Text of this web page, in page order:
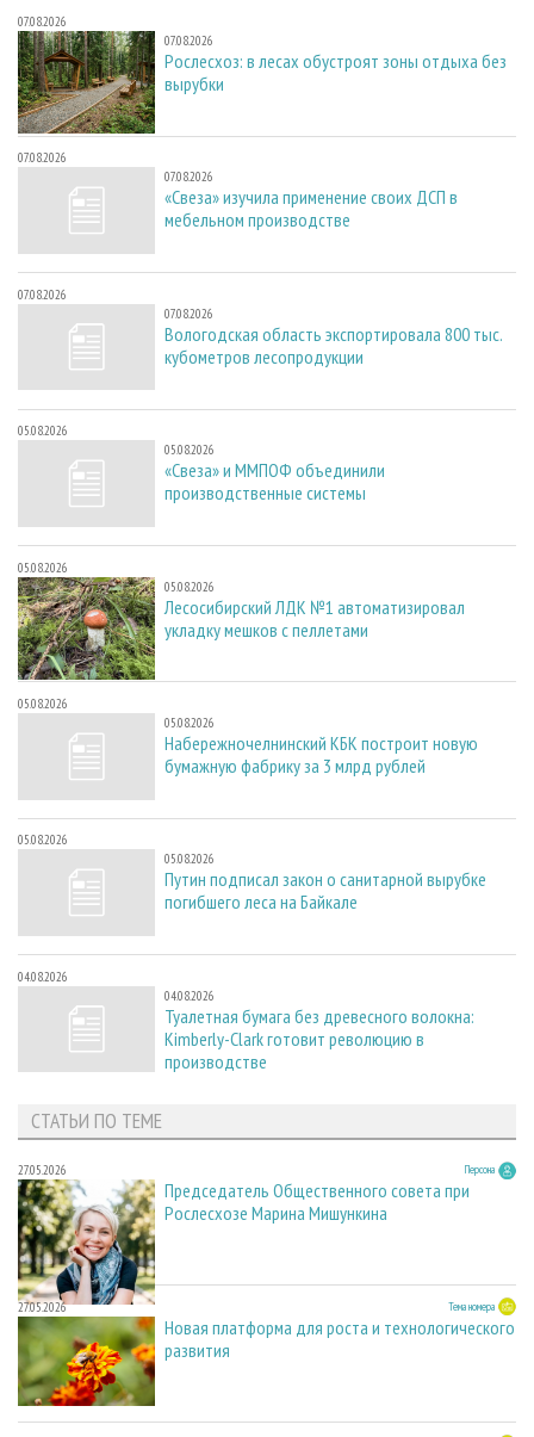
07.08.2026
07.08.2026
Рослесхоз: в лесах обустроят зоны отдыха без
вырубки
07.08.2026
07.08.2026
«Свеза» изучила применение своих ДСП в
мебельном производстве
07.08.2026
07.08.2026
Вологодская область экспортировала 800 тыс.
кубометров лесопродукции
05.08.2026
05.08.2026
«Свеза» и ММПОФ объединили
производственные системы
05.08.2026
05.08.2026
Лесосибирский ЛДК №1 автоматизировал
укладку мешков с пеллетами
05.08.2026
05.08.2026
Набережночелнинский КБК построит новую
бумажную фабрику за 3 млрд рублей
05.08.2026
05.08.2026
Путин подписал закон о санитарной вырубке
погибшего леса на Байкале
04.08.2026
04.08.2026
Туалетная бумага без древесного волокна:
Kimberly-Clark готовит революцию в
производстве
СТАТЬИ ПО ТЕМЕ
27.05.2026 Персона
Председатель Общественного совета при
Рослесхозе Марина Мишункина
27.05.2026 Тема номера
Новая платформа для роста и технологического
развития